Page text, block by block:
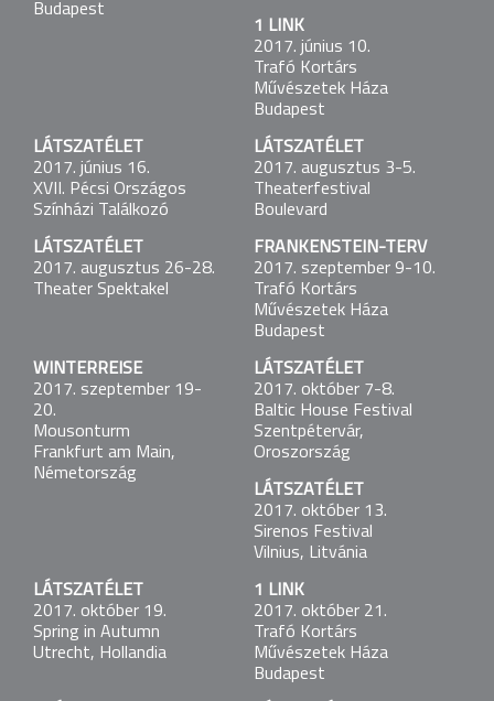
Trafó Kortárs Művészetek Háza
LÁTSZATÉLET
2016. december 8-10.
Trafó Kortárs Művészetek Háza
Budapest
FRANKENSTEIN-TERV
2017. január 14-16.
Santiago a Mil Nemzetközi Színházi Fesztivál
1 LINK
2017. január 31.
Trafó Kortárs Művészetek Háza
Budapest
WINTERREISE
FILC - Fischer Iván Lakásszínháza
WINTERREISE
2017. március 7.
FILC - Fischer Iván Lakásszínháza
Budapest
Budapest
1 LINK
2017. június 10.
Trafó Kortárs
Művészetek Háza
Budapest
LÁTSZATÉLET
2017. június 16.
XVII. Pécsi Országos
Színházi Találkozó
LÁTSZATÉLET
2017. augusztus 3-5.
Theaterfestival
Boulevard
LÁTSZATÉLET
2017. augusztus 26-28.
Theater Spektakel
FRANKENSTEIN-TERV
2017. szeptember 9-10.
Trafó Kortárs
Művészetek Háza
Budapest
WINTERREISE
2017. szeptember 19-
20.
Mousonturm
Frankfurt am Main,
Németország
LÁTSZATÉLET
2017. október 7-8.
Baltic House Festival
Szentpétervár,
Oroszország
LÁTSZATÉLET
2017. október 13.
Sirenos Festival
Vilnius, Litvánia
LÁTSZATÉLET
2017. október 19.
Spring in Autumn
Utrecht, Hollandia
1 LINK
2017. október 21.
Trafó Kortárs
Művészetek Háza
Budapest